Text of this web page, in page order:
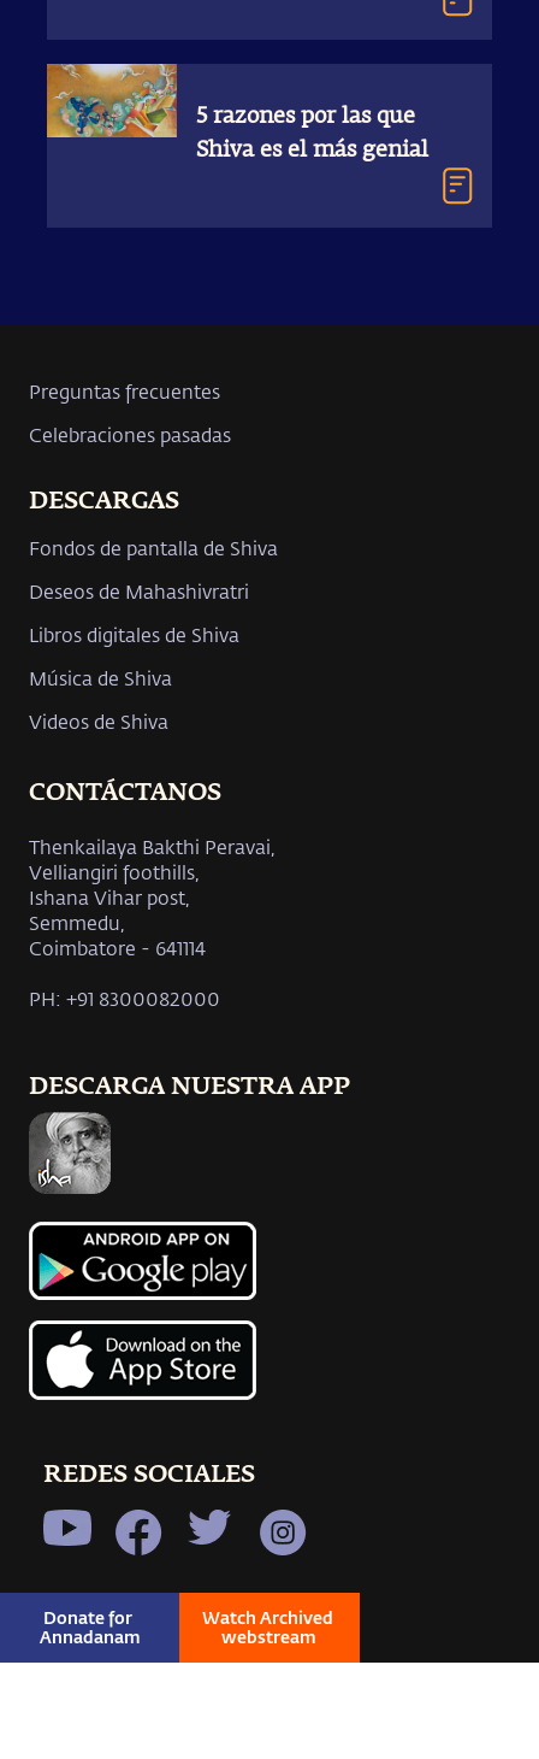
tan poderoso?
5 razones por las que
Shiva es el más genial
Donate for
Annadanam
Watch Archived
webstream
Preguntas frecuentes
Celebraciones pasadas
DESCARGAS
Fondos de pantalla de Shiva
Deseos de Mahashivratri
Libros digitales de Shiva
Música de Shiva
Videos de Shiva
CONTÁCTANOS
Thenkailaya Bakthi Peravai,
Velliangiri foothills,
Ishana Vihar post,
Semmedu,
Coimbatore - 641114
PH: +91 8300082000
DESCARGA NUESTRA APP
REDES SOCIALES